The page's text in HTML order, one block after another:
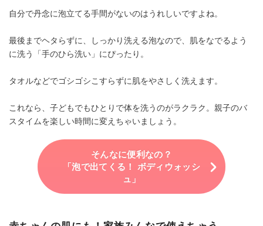
自分で丹念に泡立てる手間がないのはうれしいですよね。
最後までヘタらずに、しっかり洗える泡なので、肌をなでるよう
に洗う「手のひら洗い」にぴったり。
タオルなどでゴシゴシこすらずに肌をやさしく洗えます。
これなら、子どもでもひとりで体を洗うのがラクラク。親子のバ
スタイムを楽しい時間に変えちゃいましょう。
そんなに便利なの？
「泡で出てくる！ ボディウォッシ
ュ」